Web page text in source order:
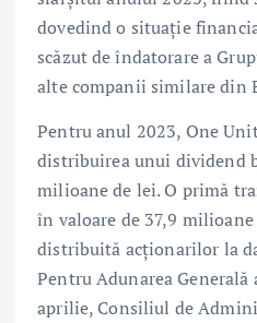
dovedind o situație
scăzut de îndatorare a
alte companii similare din
Pentru anul 2023, One
distribuirea unui dividend
milioane de lei. O primă
în valoare de 37,9
distribuită acționarilor la
Pentru Adunarea
aprilie, Consiliul de